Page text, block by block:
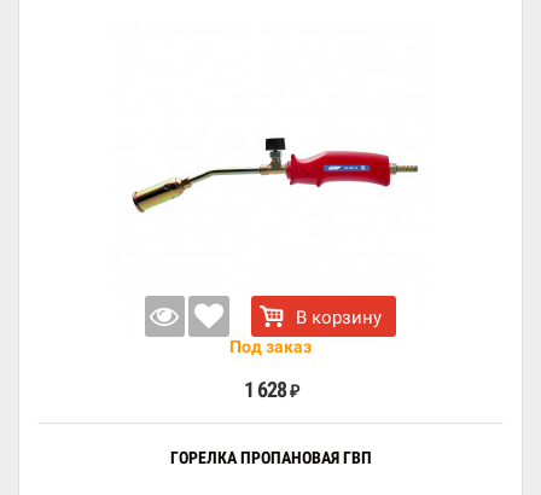
В корзину
Под заказ
1 628 ₽
ГОРЕЛКА ПРОПАНОВАЯ ГВП